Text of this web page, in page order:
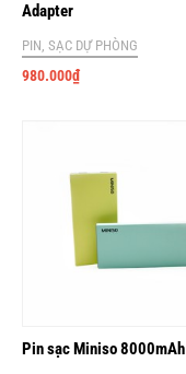
Adapter
PIN, SẠC DỰ PHÒNG
980.000₫
Pin sạc Miniso 8000mAh